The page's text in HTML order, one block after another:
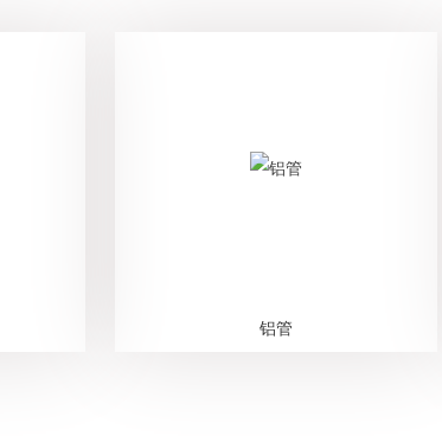
铝管